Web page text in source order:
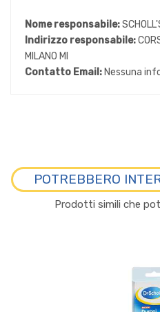
Nome responsabile:
Indirizzo responsabile:
MILANO MI
Contatto Email: Nessuna
POTREBBERO
Prodotti simili che